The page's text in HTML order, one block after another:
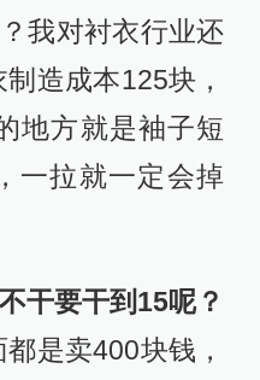
我对衬衣行业还
造成本125块，
地方就是袖子短
一拉就一定会掉
干要干到15呢？
是卖400块钱，